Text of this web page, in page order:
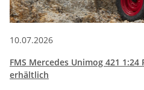
10.07.2026
FMS Mercedes Unimog 421
erhältlich